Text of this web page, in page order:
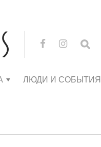
ЛЮДИ И СОБЫТИЯ